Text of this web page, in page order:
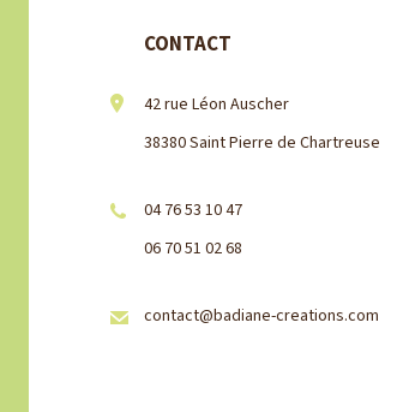
CONTACT
42 rue Léon Auscher
38380 Saint Pierre de Chartreuse
04 76 53 10 47
06 70 51 02 68
contact@badiane-creations.com